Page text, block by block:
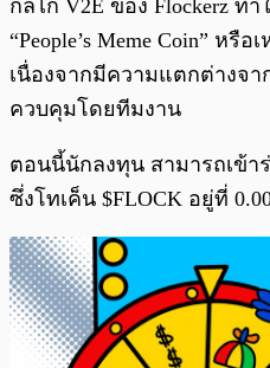
กลไก V2E ของ Flockerz ท
“People’s Meme Coin” ห
เนื่องจากมีความแตกต่างจ
ควบคุมโดยทีมงาน
ตอนนี้นักลงทุน สามารถเข้า
ซึ่งโทเค็น $FLOCK อยู่ที่